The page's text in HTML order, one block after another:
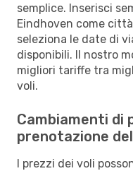
semplice. Inserisci
Eindhoven come
seleziona le date di
disponibili. Il nostro
migliori tariffe tra
voli.
Cambiamenti di
prenotazione
I prezzi dei voli